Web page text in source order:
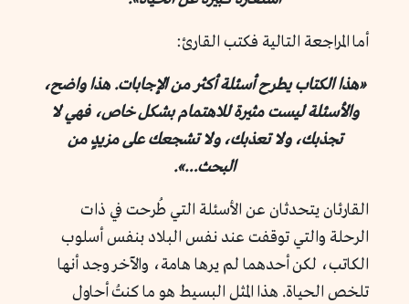
أما المراجعة التالية فكتب القارئ:
«هذا الكتاب يطرح أسئلة أكثر من الإجابات. هذا واضح،
والأسئلة ليست مثيرة للاهتمام بشكل خاص، فهي لا
تجذبك، ولا تعذبك، ولا تشجعك على مزيدٍ من
البحث…».
القارئان يتحدثان عن الأسئلة التي طُرحت في ذات
الرحلة والتي توقفت عند نفس البلاد بنفس أسلوب
الكاتب، لكن أحدهما لم يرها هامة، والآخر وجد أنها
تلخص الحياة. هذا المثل البسيط هو ما كنتُ أحاول